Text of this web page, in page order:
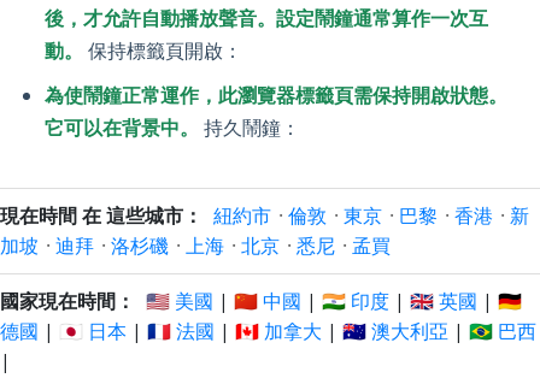
後，才允許自動播放聲音。設定鬧鐘通常算作一次互
動。
保持標籤頁開啟：
為使鬧鐘正常運作，此瀏覽器標籤頁需保持開啟狀態。
它可以在背景中。
持久鬧鐘：
現在時間 在 這些城市： 紐約市 · 倫敦 · 東京 · 巴黎 · 香港 · 新
加坡 · 迪拜 · 洛杉磯 · 上海 · 北京 · 悉尼 · 孟買
國家現在時間： 🇺🇸 美國 | 🇨🇳 中國 | 🇮🇳 印度 | 🇬🇧 英國 | 🇩🇪
德國 | 🇯🇵 日本 | 🇫🇷 法國 | 🇨🇦 加拿大 | 🇦🇺 澳大利亞 | 🇧🇷 巴西
|